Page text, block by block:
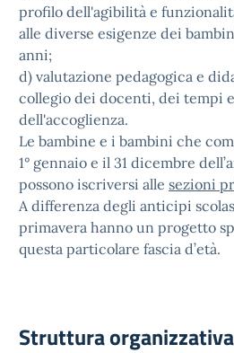
profilo dell'agibilità e
alle diverse esigenze dei
anni;
d) valutazione pedagogica e
collegio dei docenti, dei tempi
dell'accoglienza.
Le bambine e i bambini che
1° gennaio e il 31 dicembre
possono iscriversi alle sezioni
A differenza degli anticipi
primavera hanno un progetto
questa particolare fascia d’età.
Struttura organizzativa